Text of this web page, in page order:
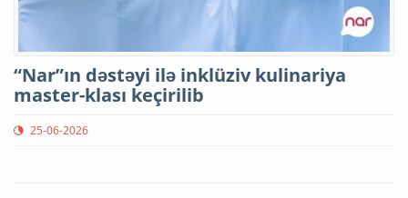
“Nar”ın dəstəyi ilə inklüziv kulinariya
master-klası keçirilib
25-06-2026